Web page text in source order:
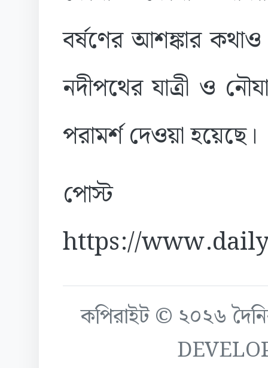
বর্ষণের আশঙ্কার
নদীপথের যাত্রী ও
পরামর্শ দেওয়া হয়েছে।
https://
কপিরাইট © ২০২৬